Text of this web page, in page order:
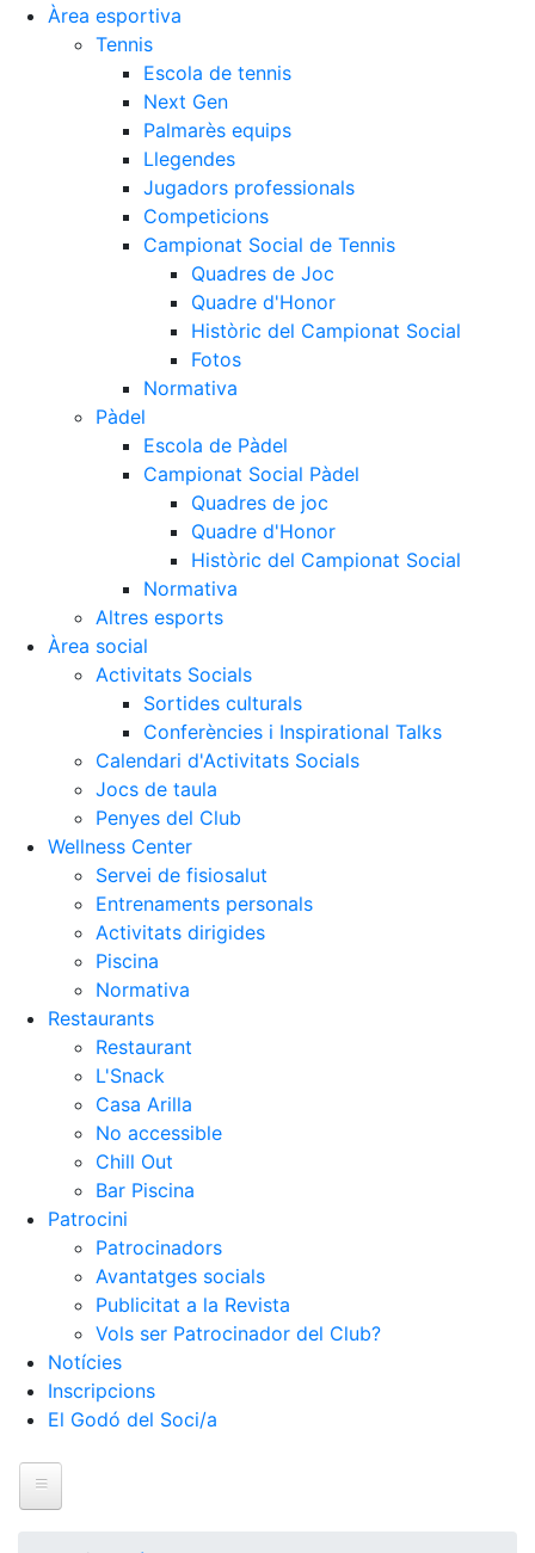
Àrea esportiva
Tennis
Escola de tennis
Next Gen
Palmarès equips
Llegendes
Jugadors professionals
Competicions
Campionat Social de Tennis
Quadres de Joc
Quadre d'Honor
Històric del Campionat Social
Fotos
Normativa
Pàdel
Escola de Pàdel
Campionat Social Pàdel
Quadres de joc
Quadre d'Honor
Històric del Campionat Social
Normativa
Altres esports
Àrea social
Activitats Socials
Sortides culturals
Conferències i Inspirational Talks
Calendari d'Activitats Socials
Jocs de taula
Penyes del Club
Wellness Center
Servei de fisiosalut
Entrenaments personals
Activitats dirigides
Piscina
Normativa
Restaurants
Restaurant
L'Snack
Casa Arilla
No accessible
Chill Out
Bar Piscina
Patrocini
Patrocinadors
Avantatges socials
Publicitat a la Revista
Vols ser Patrocinador del Club?
Notícies
Inscripcions
El Godó del Soci/a